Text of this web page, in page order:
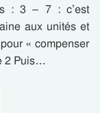
: 3 – 7 : c’est
aux unités et
« compenser
2 Puis…